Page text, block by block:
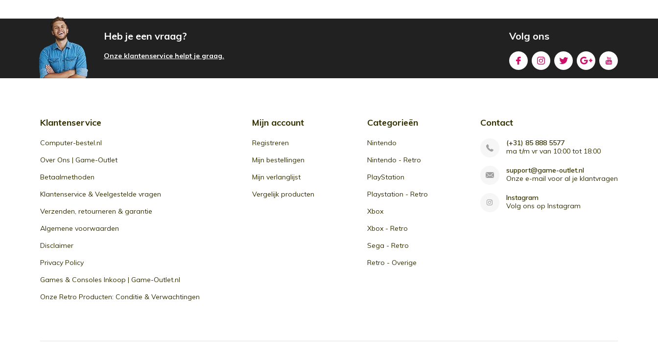
Heb je een vraag?
Onze klantenservice helpt je graag.
Volg ons
Klantenservice
Computer-bestel.nl
Over Ons | Game-Outlet
Betaalmethoden
Klantenservice & Veelgestelde vragen
Verzenden, retourneren & garantie
Algemene voorwaarden
Disclaimer
Privacy Policy
Games & Consoles Inkoop | Game-Outlet.nl
Onze Retro Producten: Conditie & Verwachtingen
Mijn account
Registreren
Mijn bestellingen
Mijn verlanglijst
Vergelijk producten
Categorieën
Nintendo
Nintendo - Retro
PlayStation
Playstation - Retro
Xbox
Xbox - Retro
Sega - Retro
Retro - Overige
Contact
(+31) 85 888 5577
ma t/m vr van 10:00 tot 18:00
support@game-outlet.nl
Onze e-mail voor al je klantvragen
Instagram
Volg ons op Instagram